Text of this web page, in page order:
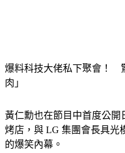
爆料科技大佬私下聚會！
肉」
黃仁勳也在節目中首度公開
烤店，與 LG 集團會長具光
的爆笑內幕。